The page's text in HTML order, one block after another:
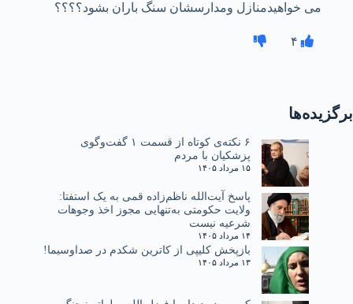
می خواهیدمنازل ومدارسشان سنگ باران بشود؟؟؟؟
۴
برگزیده‌ها
۶ نکته‌ی کوتاه از قسمت ۱ گفت‌وگوی
پزشکیان با مردم
۱۵ مرداد ۱۴۰۵
پاسخ آیت‌الله ناظم‌زاده قمی به یک استفتا:
ولایت حکومتی به‌تنهایی مجوز اخذ وجوهات
شرعیه نیست
۱۴ مرداد ۱۴۰۵
بازپخش کلیپی از کاترین شکدم در صداوسیما!
۱۳ مرداد ۱۴۰۵